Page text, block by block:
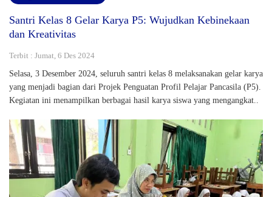
Santri Kelas 8 Gelar Karya P5: Wujudkan Kebinekaan
dan Kreativitas
Terbit : Jumat, 6 Des 2024
Selasa, 3 Desember 2024, seluruh santri kelas 8 melaksanakan gelar karya
yang menjadi bagian dari Projek Penguatan Profil Pelajar Pancasila (P5).
Kegiatan ini menampilkan berbagai hasil karya siswa yang mengangkat..